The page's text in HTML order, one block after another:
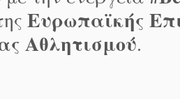
Ευρωπαϊκής
Αθλητισμού.